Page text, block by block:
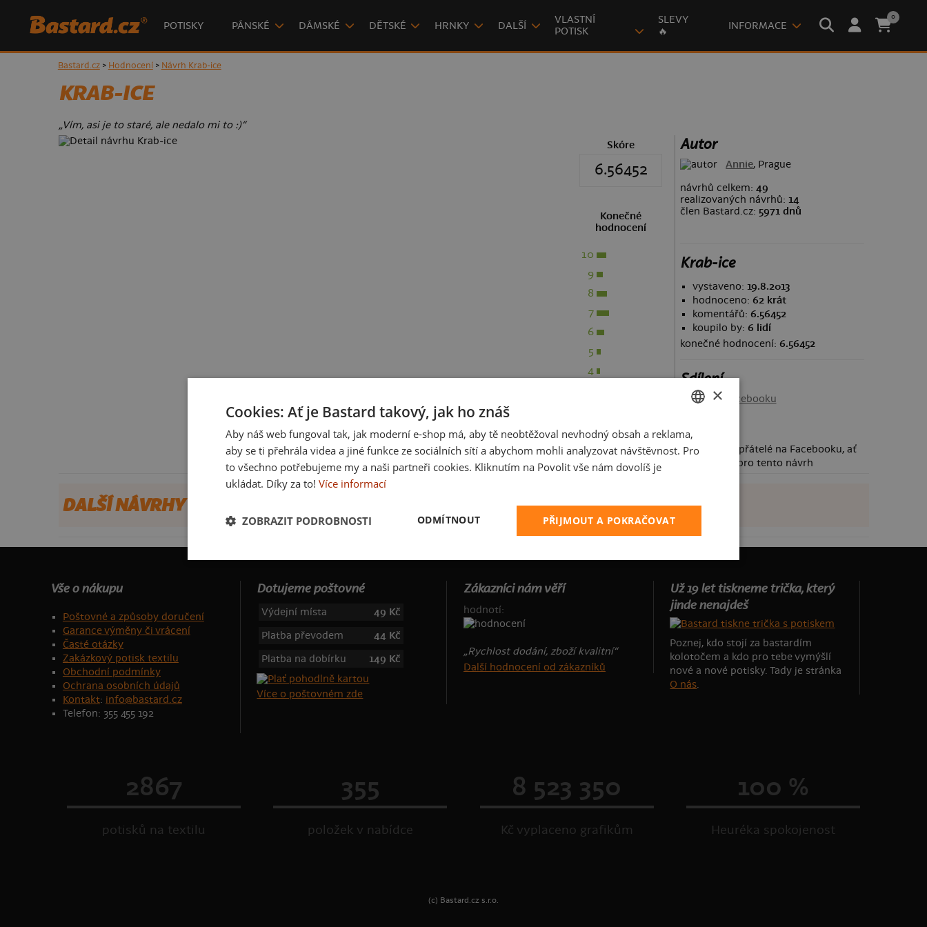
POTISKY PÁNSKÉ DÁMSKÉ DĚTSKÉ HRNKY DALŠÍ
VLASTNÍ
POTISK
SLEVY
🔥
INFORMACE
0
Bastard.cz> Hodnocení> Návrh Krab-ice
KRAB-ICE
„Vím, asi je to staré, ale nedalo mi to :)“
Skóre
6.56452
Konečné
hodnocení
10
9
8
7
6
5
4
Autor
Annie, Prague
návrhů celkem: 49
realizovaných návrhů: 14
člen Bastard.cz: 5971 dnů
Krab-ice
vystaveno: 19.8.2013
hodnoceno: 62 krát
komentářů: 6.56452
koupilo by: 6 lidí
konečné hodnocení: 6.56452
Sdílení
Sdílet na Facebooku
Požádej své přátelé na Facebooku, ať
taky hlasují pro tento návrh
DALŠÍ NÁVRHY OD ANNIE
Vše o nákupu
Poštovné a způsoby doručení
Garance výměny či vrácení
Časté otázky
Zakázkový potisk textilu
Obchodní podmínky
Ochrana osobních údajů
Kontakt: info@bastard.cz
Telefon: 355 455 192
Dotujeme poštovné
Výdejní místa
49 Kč
Platba převodem
44 Kč
Platba na dobírku
149 Kč
Více o poštovném zde
Zákazníci nám věří
hodnotí:
„Rychlost dodání, zboží kvalitní“
Další hodnocení od zákazníků
Už 19 let tiskneme trička, který
jinde nenajdeš
Poznej, kdo stojí za bastardím
kolotočem a kdo pro tebe vymýšlí
nové a nové potisky. Tady je stránka
O nás.
2867
potisků na textilu
355
položek v nabídce
8 523 350
Kč vyplaceno grafikům
100 %
Heuréka spokojenost
(c) Bastard.cz s.r.o.
CZECH
SLOVAK
×
Cookies: Ať je Bastard takový, jak ho znáš
Aby náš web fungoval tak, jak moderní e-shop má, aby tě neobtěžoval nevhodný obsah a reklama,
aby se ti přehrála videa a jiné funkce ze sociálních sítí a abychom mohli analyzovat návštěvnost. Pro
to všechno potřebujeme my a naši partneři cookies. Kliknutím na Povolit vše nám dovolíš je
ukládat. Díky za to! Více informací
PŘIJMOUT A POKRAČOVAT
ODMÍTNOUT
ZOBRAZIT PODROBNOSTI